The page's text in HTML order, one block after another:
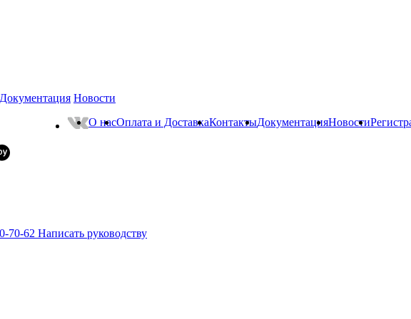
Документация Новости
О насОплата и ДоставкаКонтактыДокументацияНовости
70-62 Написать руководству